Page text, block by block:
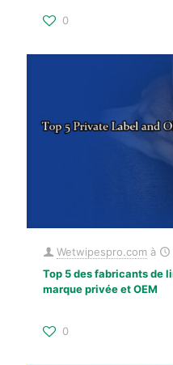
0
Wetwipespro.com à
Top 5 des fabricants de
marque privée et OEM
0